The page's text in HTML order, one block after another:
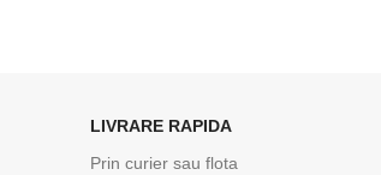
LIVRARE RAPIDA
Prin curier sau flota